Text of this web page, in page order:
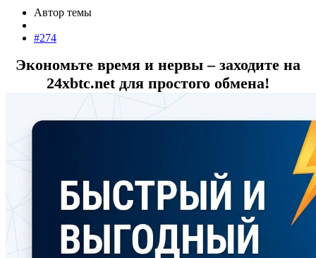
Автор темы
#274
Экономьте время и нервы – заходите на
24xbtc.net для простого обмена!